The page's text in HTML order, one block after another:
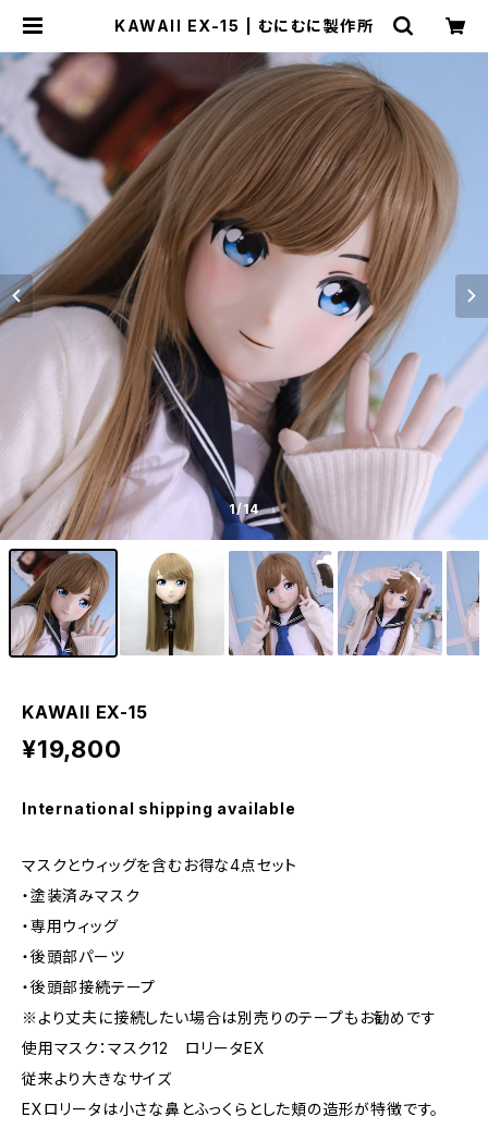
KAWAII EX-15 | むにむに製作所
1/14
KAWAII EX-15
¥19,800
International shipping available
マスクとウィッグを含むお得な4点セット
・塗装済みマスク
・専用ウィッグ
・後頭部パーツ
・後頭部接続テープ
※より丈夫に接続したい場合は別売りのテープもお勧めです
使用マスク：マスク12 ロリータEX
従来より大きなサイズ
EXロリータは小さな鼻とふっくらとした頬の造形が特徴です。